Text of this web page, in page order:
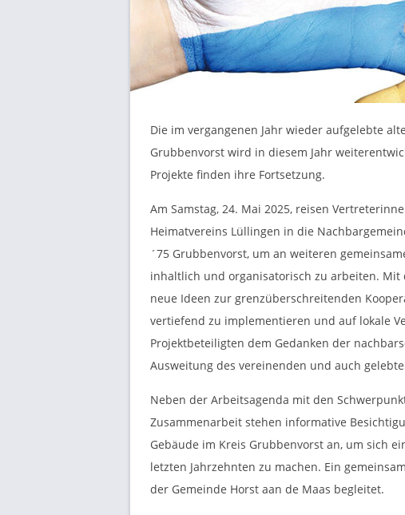
O
R
F
L
Ü
L
L
N
G
E
N
Die im vergangenen Jahr wieder aufgelebte
Grubbenvorst wird in diesem Jahr
Projekte finden ihre Fortsetzung.
Am Samstag, 24. Mai 2025, reisen
Heimatvereins Lüllingen in die
´75 Grubbenvorst, um an weiteren
inhaltlich und organisatorisch zu arbeiten.
neue Ideen zur grenzüberschreitenden
vertiefend zu implementieren und auf lokale
Projektbeteiligten dem Gedanken der
Ausweitung des vereinenden und auch
Neben der Arbeitsagenda mit den
Zusammenarbeit stehen informative
Gebäude im Kreis Grubbenvorst an, um sich
letzten Jahrzehnten zu machen. Ein
der Gemeinde Horst aan de Maas begleitet.